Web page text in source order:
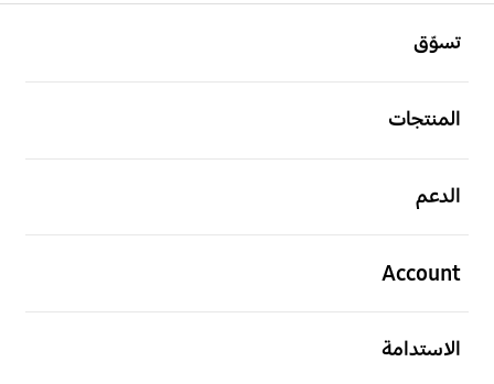
تسوّق
المنتجات
الدعم
Account
الاستدامة